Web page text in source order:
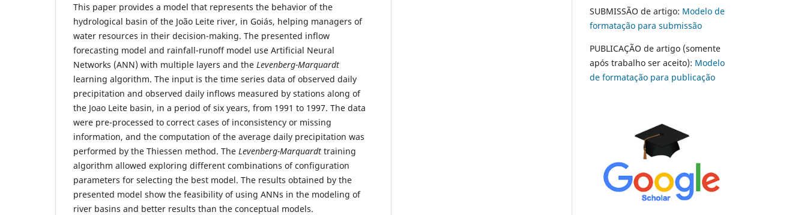
This paper provides a model that represents the behavior of the
hydrological basin of the João Leite river, in Goiás, helping managers of
water resources in their decision-making. The presented inflow
forecasting model and rainfall-runoff model use Artificial Neural
Networks (ANN) with multiple layers and the Levenberg-Marquardt
learning algorithm. The input is the time series data of observed daily
precipitation and observed daily inflows measured by stations along of
the Joao Leite basin, in a period of six years, from 1991 to 1997. The data
were pre-processed to correct cases of inconsistency or missing
information, and the computation of the average daily precipitation was
performed by the Thiessen method. The Levenberg-Marquardt training
algorithm allowed exploring different combinations of configuration
parameters for selecting the best model. The results obtained by the
presented model show the feasibility of using ANNs in the modeling of
river basins and better results than the conceptual models.
SUBMISSÃO de artigo: Modelo de
formatação para submissão
PUBLICAÇÃO de artigo (somente
após trabalho ser aceito): Modelo
de formatação para publicação